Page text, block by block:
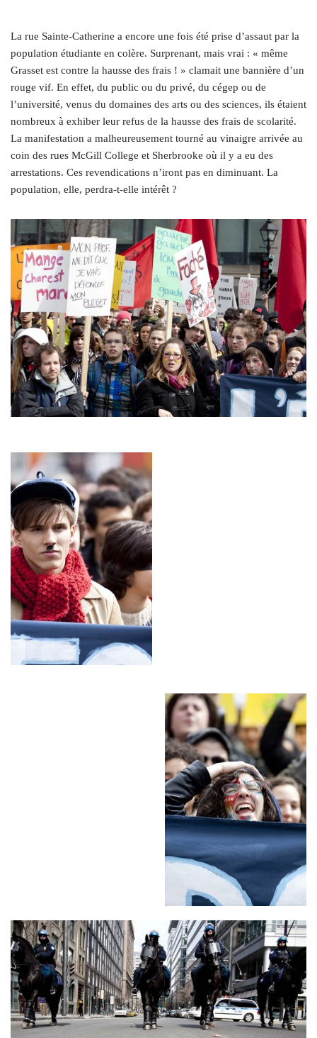
La rue Sainte-Catherine a encore une fois été prise d’assaut par la
population étudiante en colère. Surprenant, mais vrai : « même
Grasset est contre la hausse des frais ! » clamait une bannière d’un
rouge vif. En effet, du public ou du privé, du cégep ou de
l’université, venus du domaines des arts ou des sciences, ils étaient
nombreux à exhiber leur refus de la hausse des frais de scolarité.
La manifestation a malheureusement tourné au vinaigre arrivée au
coin des rues McGill College et Sherbrooke où il y a eu des
arrestations. Ces revendications n’iront pas en diminuant. La
population, elle, perdra-t-elle intérêt ?